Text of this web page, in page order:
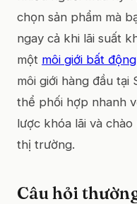
chọn sản phẩm mà
ngay cả khi lãi suất
một môi giới bất
môi giới hàng đầu tại
thể phối hợp nhanh
lược khóa lãi và
thị trường.
Câu hỏi